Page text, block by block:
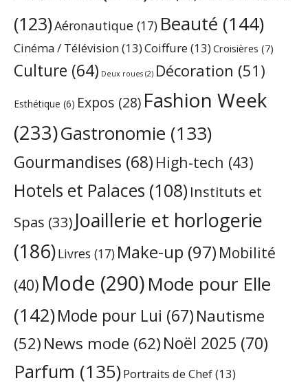
(123)Aéronautique (17) Beauté (144)
Cinéma / Télévision(13)Coiffure(13) Croisières (7)
Culture (64) Deux roues (2) Décoration (51)
Esthétique (6) Expos (28) Fashion Week
(233)Gastronomie (133)
Gourmandises (68) High-tech (43)
Hotels et Palaces (108) Instituts et
Spas (33) Joaillerie et horlogerie
(186)Livres (17) Make-up (97) Mobilité
(40) Mode (290)Mode pour Elle
(142)Mode pour Lui (67) Nautisme
(52) News mode (62)Noël 2025 (70)
Parfum (135)Portraits de Chef(13)